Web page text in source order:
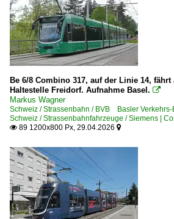
Be 6/8 Combino 317, auf der Linie 14, fährt
Haltestelle Freidorf. Aufnahme Basel. 
Markus Wagner
Schweiz / Strassenbahn / BVB Basler
Schweiz / Strassenbahnfahrzeuge / Siemens |
 89 1200x800 Px, 29.04.2026 